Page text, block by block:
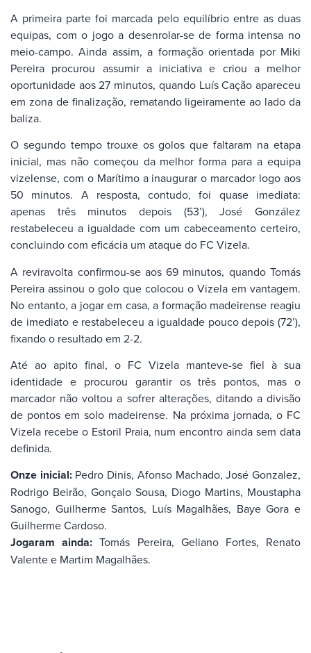
A primeira parte foi marcada pelo equilíbrio entre as duas
equipas, com o jogo a desenrolar-se de forma intensa no
meio-campo. Ainda assim, a formação orientada por Miki
Pereira procurou assumir a iniciativa e criou a melhor
oportunidade aos 27 minutos, quando Luís Cação apareceu
em zona de finalização, rematando ligeiramente ao lado da
baliza.
O segundo tempo trouxe os golos que faltaram na etapa
inicial, mas não começou da melhor forma para a equipa
vizelense, com o Marítimo a inaugurar o marcador logo aos
50 minutos. A resposta, contudo, foi quase imediata:
apenas três minutos depois (53’), José González
restabeleceu a igualdade com um cabeceamento certeiro,
concluindo com eficácia um ataque do FC Vizela.
A reviravolta confirmou-se aos 69 minutos, quando Tomás
Pereira assinou o golo que colocou o Vizela em vantagem.
No entanto, a jogar em casa, a formação madeirense reagiu
de imediato e restabeleceu a igualdade pouco depois (72’),
fixando o resultado em 2-2.
Até ao apito final, o FC Vizela manteve-se fiel à sua
identidade e procurou garantir os três pontos, mas o
marcador não voltou a sofrer alterações, ditando a divisão
de pontos em solo madeirense. Na próxima jornada, o FC
Vizela recebe o Estoril Praia, num encontro ainda sem data
definida.
Onze inicial:Pedro Dinis, Afonso Machado, José Gonzalez,
Rodrigo Beirão, Gonçalo Sousa, Diogo Martins, Moustapha
Sanogo, Guilherme Santos, Luís Magalhães, Baye Gora e
Guilherme Cardoso.
Jogaram ainda: Tomás Pereira, Geliano Fortes, Renato
Valente e Martim Magalhães.